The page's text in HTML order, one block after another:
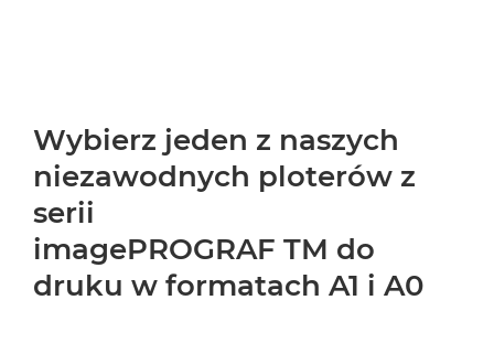
Wybierz jeden z naszych
niezawodnych ploterów z
serii
imagePROGRAF TM do
druku w formatach A1 i A0